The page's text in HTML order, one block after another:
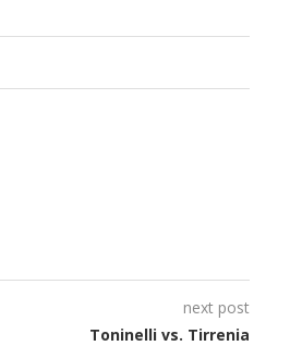
next post
Toninelli vs. Tirrenia